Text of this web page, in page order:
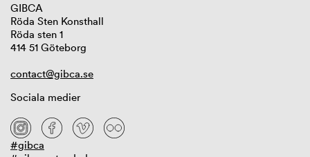
GIBCA
Röda Sten Konsthall
Röda sten 1
414 51 Göteborg
contact@gibca.se
Sociala medier
#gibca